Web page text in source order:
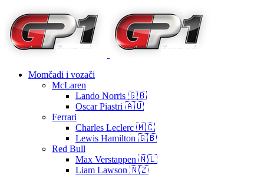
Momčadi i vozači
McLaren
Lando Norris 🇬🇧
Oscar Piastri 🇦🇺
Ferrari
Charles Leclerc 🇲🇨
Lewis Hamilton 🇬🇧
Red Bull
Max Verstappen 🇳🇱
Liam Lawson 🇳🇿